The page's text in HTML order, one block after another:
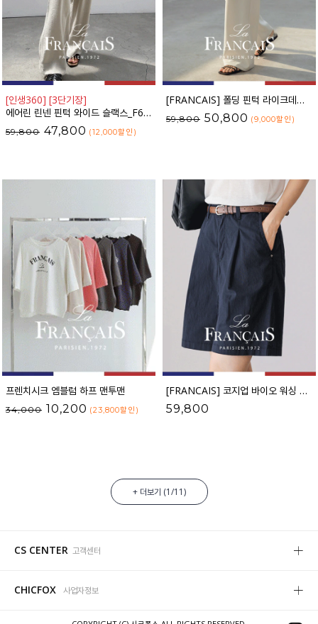
[인생360] [3단기장]
에어린 린넨 핀턱 와이드 슬랙스_F6S426SL
59,800 47,800 (12,000할인 )
[FRANCAIS] 폴딩 핀턱 라이크데님 와이드 팬츠_F6S204PT
59,800 50,800 (9,000할인 )
프렌치시크 엠블럼 하프 맨투맨
34,000 10,200 (23,800할인 )
[FRANCAIS] 코지업 바이오 워싱 히든밴딩 버뮤다 팬츠_F6H478PT
59,800
+ 더보기 (1/11)
CS CENTER 고객센터
CHICFOX 사업자정보